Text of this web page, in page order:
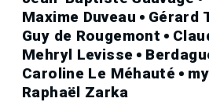
Maxime Duveau
Gérard
Guy de Rougemont
Mehryl Levisse
Caroline Le Méhauté
Raphaël Zarka